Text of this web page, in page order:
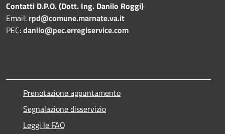
Contatti D.P.O. (Dott. Ing. Danilo Roggi)
Email: rpd@comune.marnate.va.it
PEC:danilo@pec.erregiservice.com
Prenotazione appuntamento
Segnalazione disservizio
Leggi le FAQ